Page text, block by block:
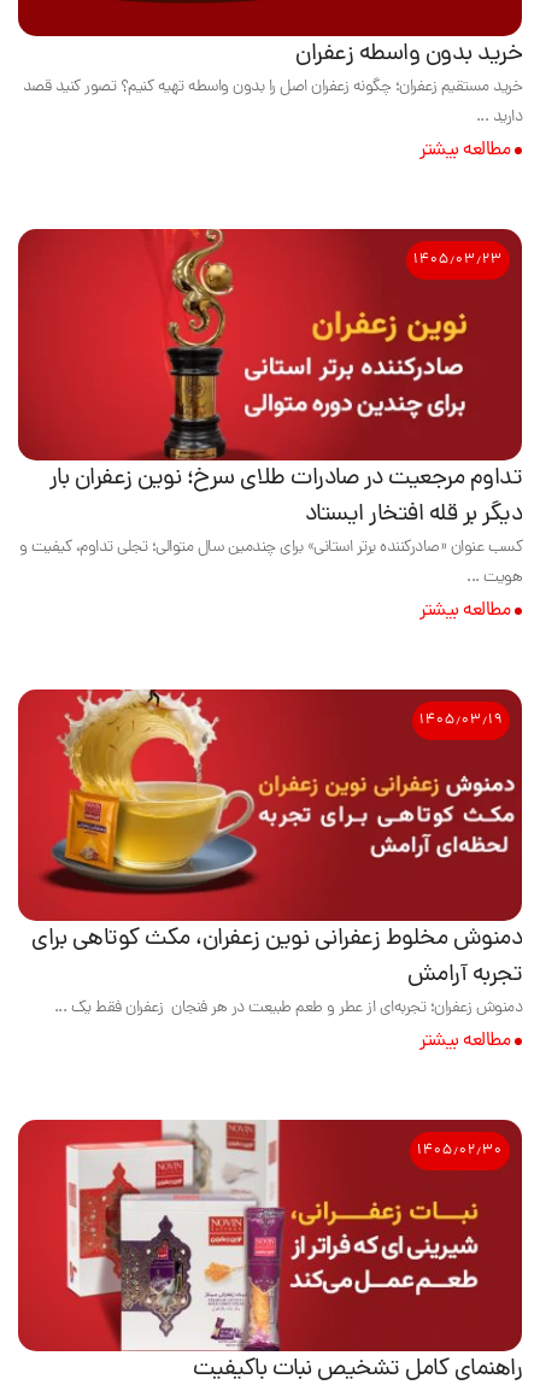
خرید بدون واسطه زعفران
خرید مستقیم زعفران؛ چگونه زعفران اصل را بدون واسطه تهیه کنیم؟ تصور کنید قصد
دارید ...
مطالعه بیشتر
۱۴۰۵٫۰۳٫۲۳
تداوم مرجعیت در صادرات طلای سرخ؛ نوین زعفران بار
دیگر بر قله افتخار ایستاد
کسب عنوان «صادرکننده برتر استانی» برای چندمین سال متوالی؛ تجلی تداوم، کیفیت و
هویت ...
مطالعه بیشتر
۱۴۰۵٫۰۳٫۱۹
دمنوش مخلوط زعفرانی نوین زعفران، مکث کوتاهی برای
تجربه آرامش
دمنوش زعفران؛ تجربه‌ای از عطر و طعم طبیعت در هر فنجان زعفران فقط یک ...
مطالعه بیشتر
۱۴۰۵٫۰۲٫۳۰
راهنمای کامل تشخیص نبات باکیفیت